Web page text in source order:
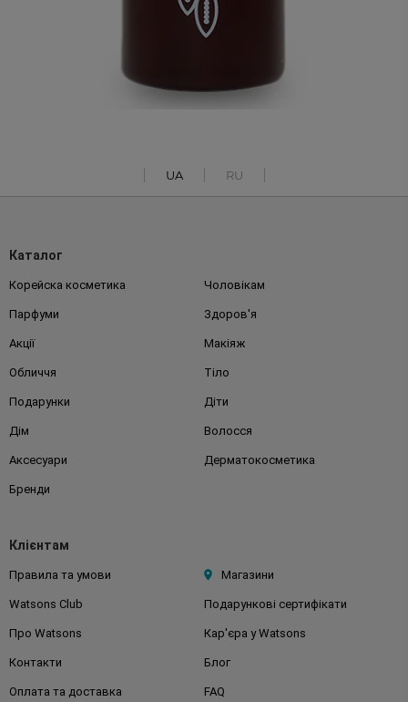
UA RU
Каталог
Корейска косметика Чоловікам
Парфуми Здоров'я
Акції Макіяж
Обличчя Тіло
Подарунки Діти
Дім Волосся
Аксесуари Дерматокосметика
Бренди
Клієнтам
Правила та умови Магазини
Watsons Club Подарункові сертифікати
Про Watsons Кар'єра у Watsons
Контакти Блог
Оплата та доставка FAQ